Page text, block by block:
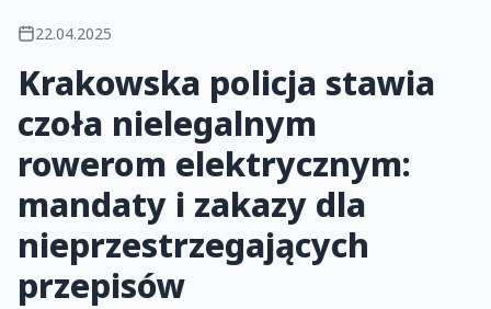
przepisów
22.04.2025
Krakowska policja stawia
czoła nielegalnym
rowerom elektrycznym:
mandaty i zakazy dla
nieprzestrzegających
przepisów